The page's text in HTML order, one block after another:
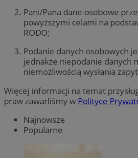
Pani/Pana dane osobowe
powyższymi celami na
RODO;
Podanie danych osobowych
jednakże niepodanie danych
niemożliwością wysłania
Więcej informacji na temat
praw zawarliśmy w Polityce
Najnowsze
Popularne